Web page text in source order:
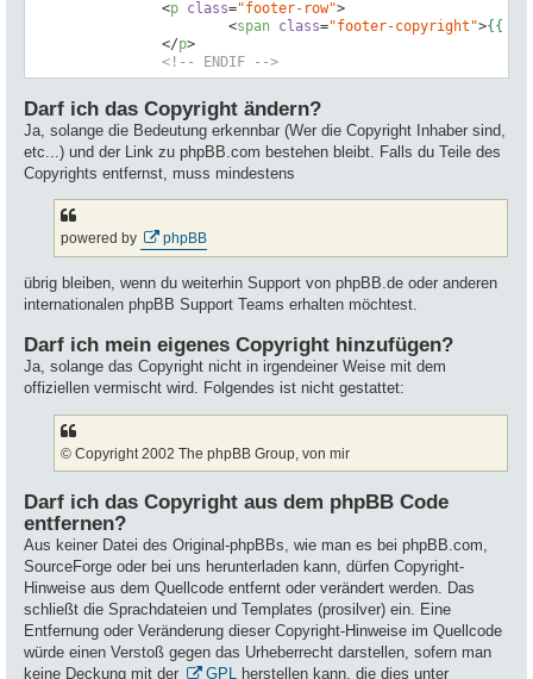
<p class="footer-row">
<span class="footer-copyright">{{
</p>
<!-- ENDIF -->
Darf ich das Copyright ändern?
Ja, solange die Bedeutung erkennbar (Wer die Copyright Inhaber sind,
etc...) und der Link zu phpBB.com bestehen bleibt. Falls du Teile des
Copyrights entfernst, muss mindestens
powered by phpBB
übrig bleiben, wenn du weiterhin Support von phpBB.de oder anderen
internationalen phpBB Support Teams erhalten möchtest.
Darf ich mein eigenes Copyright hinzufügen?
Ja, solange das Copyright nicht in irgendeiner Weise mit dem
offiziellen vermischt wird. Folgendes ist nicht gestattet:
© Copyright 2002 The phpBB Group, von mir
Darf ich das Copyright aus dem phpBB Code
entfernen?
Aus keiner Datei des Original-phpBBs, wie man es bei phpBB.com,
SourceForge oder bei uns herunterladen kann, dürfen Copyright-
Hinweise aus dem Quellcode entfernt oder verändert werden. Das
schließt die Sprachdateien und Templates (prosilver) ein. Eine
Entfernung oder Veränderung dieser Copyright-Hinweise im Quellcode
würde einen Verstoß gegen das Urheberrecht darstellen, sofern man
keine Deckung mit der
GPL herstellen kann, die dies unter